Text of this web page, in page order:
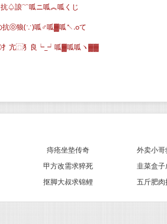
♤誏﹌呱ニ呱︽呱くじ
ⓞ狼(∵)呱♂呱▓呱↖.oて
亢⿵犭良┕_┙呱▓呱呱ヽ▓▓
痔疮坐垫传奇
外卖小
甲方改需求猝死
韭菜盒
抠脚大叔求锦鲤 五斤肥